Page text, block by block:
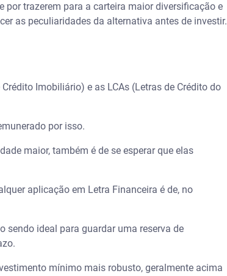
por trazerem para a carteira maior diversificação e
as peculiaridades da alternativa antes de investir.
Imobiliário) e as LCAs (Letras de Crédito do
por isso.
maior, também é de se esperar que elas
aplicação em Letra Financeira é de, no
sendo ideal para guardar uma reserva de
mínimo mais robusto, geralmente acima